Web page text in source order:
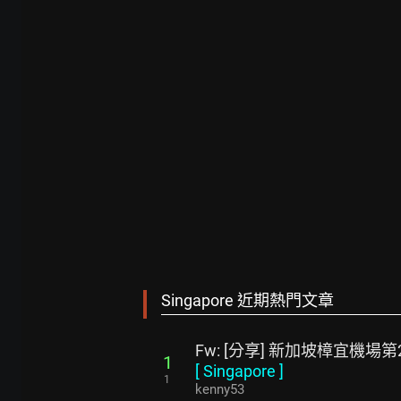
Singapore 近期熱門文章
1
1
Fw: [分享] 新加坡樟宜機場
[Singapore ]
kenny53